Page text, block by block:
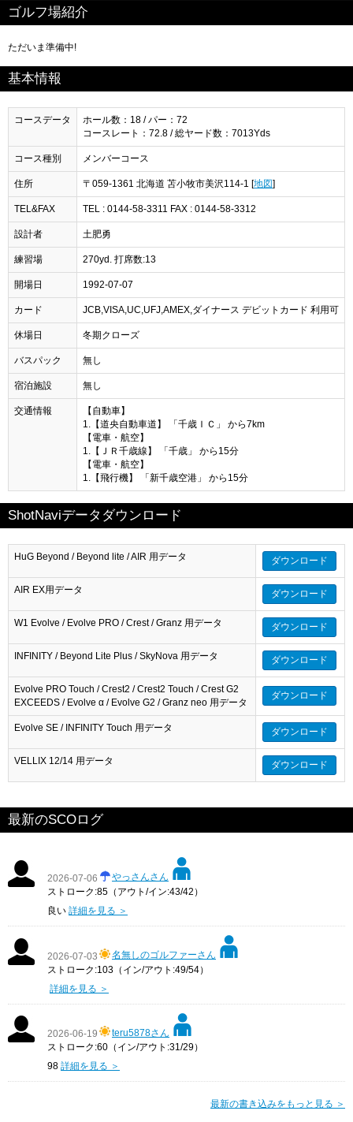
ゴルフ場紹介
ただいま準備中!
基本情報
コースデータ
ホール数：18 / パー：72
コースレート：72.8 / 総ヤード数：7013Yds
コース種別 メンバーコース
住所 〒059-1361 北海道 苫小牧市美沢114-1 [地図]
TEL&FAX TEL : 0144-58-3311 FAX : 0144-58-3312
設計者 土肥勇
練習場 270yd. 打席数:13
開場日 1992-07-07
カード JCB,VISA,UC,UFJ,AMEX,ダイナース デビットカード 利用可
休場日 冬期クローズ
バスパック 無し
宿泊施設 無し
交通情報
【自動車】
1.【道央自動車道】 「千歳ＩＣ」 から7km
【電車・航空】
1.【ＪＲ千歳線】 「千歳」 から15分
【電車・航空】
1.【飛行機】 「新千歳空港」 から15分
ShotNaviデータダウンロード
HuG Beyond / Beyond lite / AIR 用データ ダウンロード
AIR EX用データ ダウンロード
W1 Evolve / Evolve PRO / Crest / Granz 用データ ダウンロード
INFINITY / Beyond Lite Plus / SkyNova 用データ ダウンロード
Evolve PRO Touch / Crest2 / Crest2 Touch / Crest G2
EXCEEDS / Evolve α / Evolve G2 / Granz neo 用データ
ダウンロード
Evolve SE / INFINITY Touch 用データ ダウンロード
VELLIX 12/14 用データ ダウンロード
最新のSCOログ
2026-07-06
やっさんさん
ストローク:85（アウト/イン:43/42）
良い 詳細を見る ＞
2026-07-03
名無しのゴルファーさん
ストローク:103（イン/アウト:49/54）
詳細を見る ＞
2026-06-19
teru5878さん
ストローク:60（イン/アウト:31/29）
98 詳細を見る ＞
最新の書き込みをもっと見る ＞